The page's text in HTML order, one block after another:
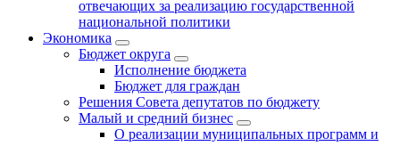
отвечающих за реализацию государственной
национальной политики
Экономика
Бюджет округa
Исполнение бюджета
Бюджет для граждан
Решения Совета депутатов по бюджету
Малый и средний бизнес
О реализации муниципальных программ и